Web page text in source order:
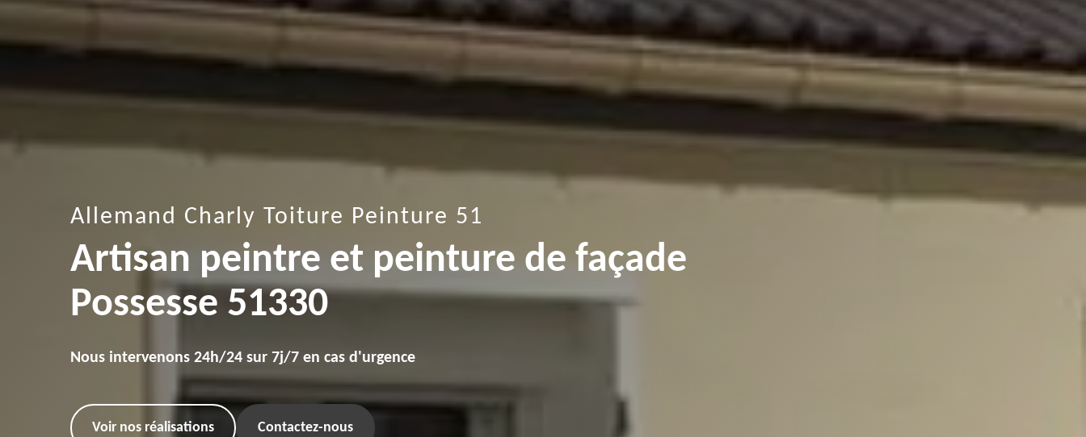
Allemand Charly Toiture Peinture 51
Artisan peintre et peinture de façade
Possesse 51330
Nous intervenons 24h/24 sur 7j/7 en cas d'urgence
Voir nos réalisations Contactez-nous